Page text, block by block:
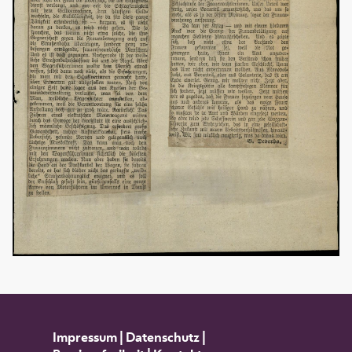
Impressum| Datenschutz|